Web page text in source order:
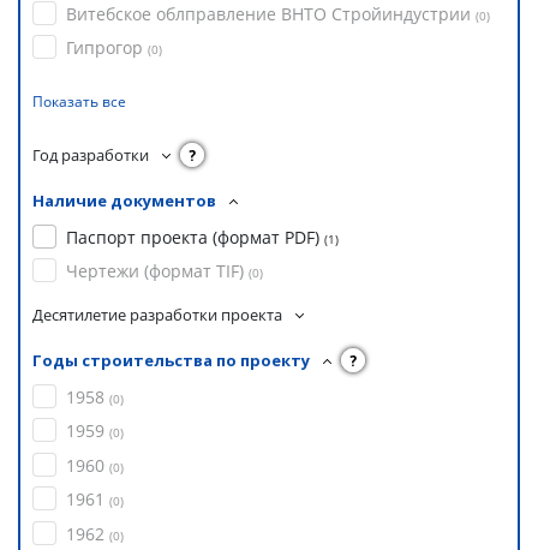
Витебское облправление ВНТО Стройиндустрии (0)
Гипрогор (0)
Показать все
Год разработки ?
Наличие документов
Паспорт проекта (формат PDF) (1)
Чертежи (формат TIF) (0)
Десятилетие разработки проекта
Годы строительства по проекту ?
1958 (0)
1959 (0)
1960 (0)
1961 (0)
1962 (0)